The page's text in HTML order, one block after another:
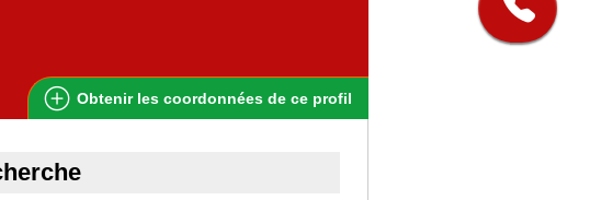
Obtenir les coordonnées de ce profil